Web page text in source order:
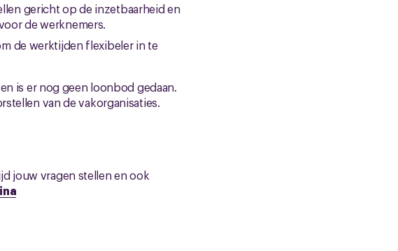
gericht op de inzetbaarheid en
de werknemers.
de werktijden flexibeler in te
is er nog geen loonbod gedaan.
van de vakorganisaties.
jouw vragen stellen en ook